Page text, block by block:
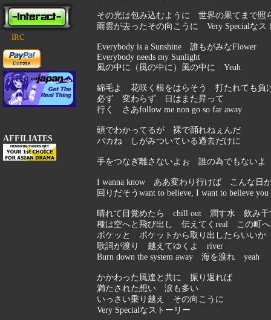
IRC
AFFILIATES
その光は包み込むように 世界の果てまで照
雨雲が去ったその向こうに Very Specialなス
Everybody is a Sunshine 誰もがみなFlower
Everybody needs my Sunlight
風の中に（風の中に）風の中に Yeah
綿毛よ 花咲く根をはらそう 打たれても負
必ず 変わらず 日はまた昇って
行く さあfollow me non go so far away
頭でわかってるが 裸で踊れねぇんだ
バカね しがみついている過去だけに
手をつなぎ離さないよぉ 誰の為でもない
I wanna know ああ変わり行けば こんな日
回りだそうwant to believe, I want to believe you
晴れて目覚めたら chill out 潤す水 飲み干
種は空へと飛び出し 伝えてくreal この町
ポケッと ポケットから取り出したらいいか
歌詞が渡り 越えてゆくよ river
Burn down the system away 海を渡れ yeah
かかわった風達と共に 振り返れば
満たされた想い 涙も多い
いっさい乗り越え その向こうに
Very Specialなストーリー